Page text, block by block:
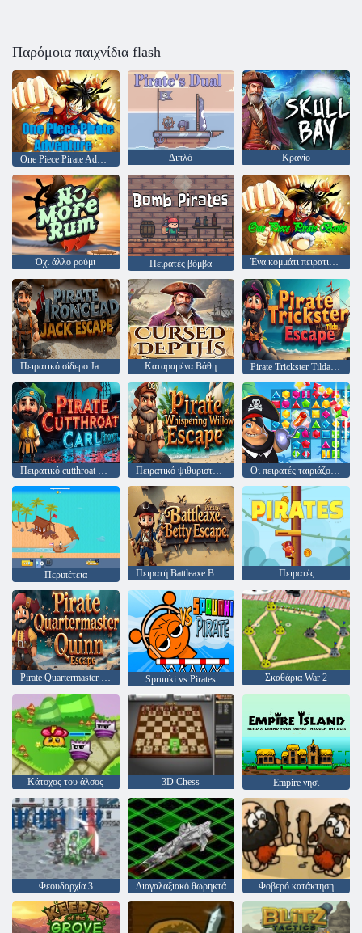
Παρόμοια παιχνίδια flash
One Piece Pirate Adventure Διπλό Κρανίο
Όχι άλλο ρούμι Πειρατές βόμβα Ένα κομμάτι πειρατικό μάχη
Πειρατικό σίδερο Jack Escape Καταραμένα Βάθη Pirate Trickster Tilda Escape
Πειρατικό cutthroat carl escape Πειρατικό ψιθυριστό ιτιά. Οι πειρατές ταιριάζουν με τον χαμένο θησαυρό
Περιπέτεια Πειρατή Battleaxe Betty Escape Πειρατές
Pirate Quartermaster Quinn Escape Sprunki vs Pirates Σκαθάρια War 2
Κάτοχος του άλσος 3D Chess Empire νησί
Φεουδαρχία 3 Διαγαλαξιακό θωρηκτά Φοβερό κατάκτηση